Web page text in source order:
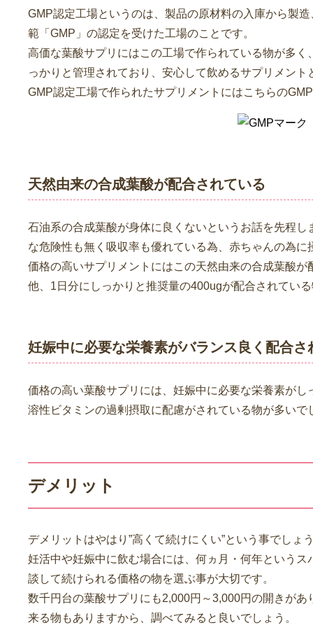
GMP認定工場というのは、製品の原材料の入庫から製
範「GMP」の認定を受けた工場のことです。
高価な葉酸サプリにはこの工場で作られている物が多
っかりと管理されており、安心して飲めるサプリメント
GMP認定工場で作られたサプリメントにはこちらの
天然由来の合成葉酸が配合されている
石油系の合成葉酸が身体に良くないというお話を先程
な危険性も無く吸収率も優れている為、赤ちゃんの為
価格の高いサプリメントにはこの天然由来の合成葉酸
他、1日分にしっかりと推奨量の400ugが配合されてい
妊娠中に必要な栄養素がバランス良く配合さ
価格の高い葉酸サプリには、妊娠中に必要な栄養素が
溶性ビタミンの過剰摂取に配慮がされている物が多いで
デメリット
デメリットはやはり”高くて続けにくい”という事でしょ
妊活中や妊娠中に飲む場合には、何ヵ月・何年という
談して続けられる価格の物を選ぶ事が大切です。
数千円台の葉酸サプリにも2,000円～3,000円の開きが
来る物もありますから、調べてみると良いでしょう。